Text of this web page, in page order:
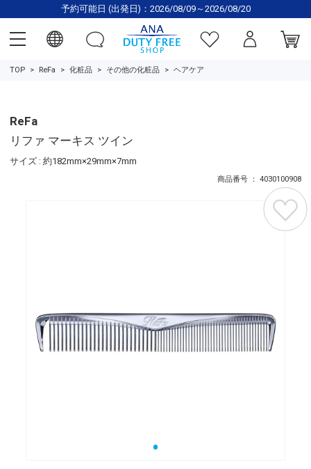
予約可能日 (出発日)：2026/08/09～2026/08/20
TOP ReFa 化粧品 その他の化粧品 ヘアケア
ReFa
リファ マーキス ツイン
サイズ : 約182mm×29mm×7mm
商品番号 ： 4030100908